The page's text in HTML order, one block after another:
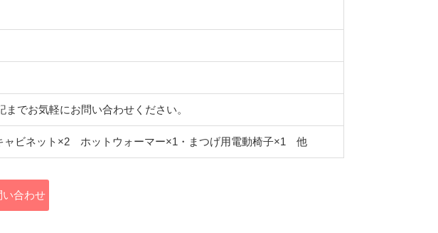
でお気軽にお問い合わせください。
ビネット×2 ホットウォーマー×1・まつげ用電動椅子×1 他
合わせ